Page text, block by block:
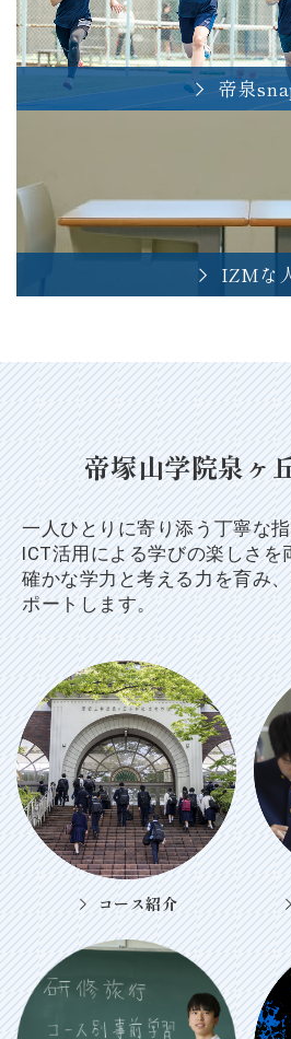
帝泉
IZMな
帝塚山学院泉ヶ
一人ひとりに寄り添う丁寧な
ICT活用による学びの楽しさを
確かな学力と考える力を育み
ポートします。
コース紹介